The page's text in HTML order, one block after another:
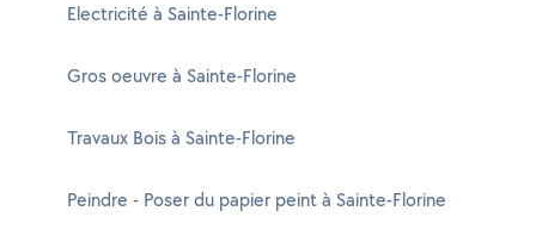
Electricité à Sainte-Florine
Gros oeuvre à Sainte-Florine
Travaux Bois à Sainte-Florine
Peindre - Poser du papier peint à Sainte-Florine